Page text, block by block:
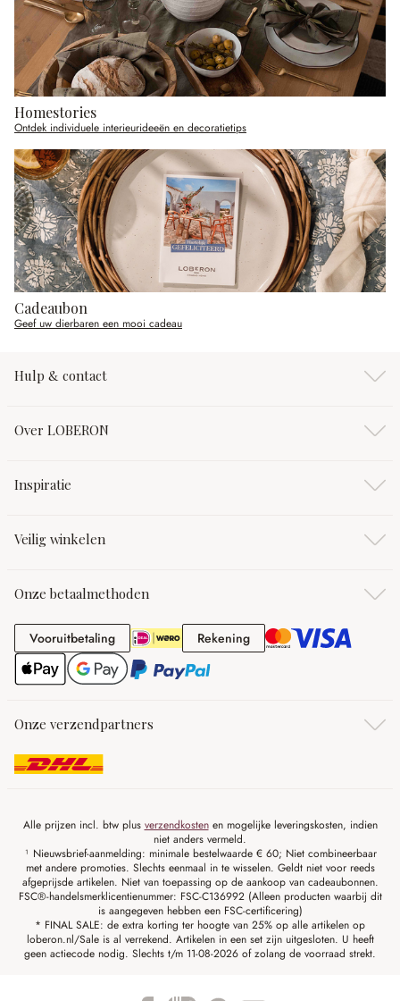
Homestories
Ontdek individuele interieurideeën en decoratietips
Cadeaubon
Geef uw dierbaren een mooi cadeau
Hulp & contact
Over LOBERON
Inspiratie
Veilig winkelen
Onze betaalmethoden
VooruitbetalingVooruitbetalingRekeningRekening
Onze verzendpartners
Alle prijzen incl. btw plus verzendkostenen mogelijke leveringskosten, indien
niet anders vermeld.
¹ Nieuwsbrief-aanmelding: minimale bestelwaarde € 60; Niet combineerbaar
met andere promoties. Slechts eenmaal in te wisselen. Geldt niet voor reeds
afgeprijsde artikelen. Niet van toepassing op de aankoop van cadeaubonnen.
FSC®-handelsmerklicentienummer: FSC-C136992 (Alleen producten waarbij dit
is aangegeven hebben een FSC-certificering)
* FINAL SALE: de extra korting ter hoogte van 25% op alle artikelen op
loberon.nl/Sale is al verrekend. Artikelen in een set zijn uitgesloten. U heeft
geen actiecode nodig. Slechts t/m 11-08-2026 of zolang de voorraad strekt.